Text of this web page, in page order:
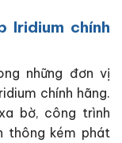
Iridium chính
những đơn vị
chính hãng.
bờ, công trình
thông kém phát